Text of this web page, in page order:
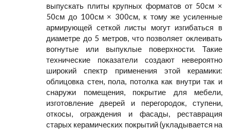
выпускать плиты крупных форматов от 50см ×
50см до 100см × 300см, к тому же усиленные
армирующей сеткой листы могут изгибаться в
диаметре до 5 метров, что позволяет оклеивать
вогнутые или выпуклые поверхности. Такие
технические показатели создают невероятно
широкий спектр применения этой керамики:
облицовка стен, пола, потолка как внутри так и
снаружи помещения, покрытие для мебели,
изготовление дверей и перегородок, ступени,
откосы, ограждения и фасады, реставрация
старых керамических покрытий (укладывается на